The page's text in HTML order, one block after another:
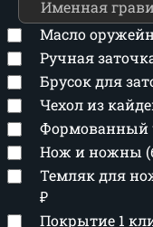
Масло
Ручная
Брусок для
Чехол из
Формованный
Нож и ножны
Темляк для
₽
Покрытие 1